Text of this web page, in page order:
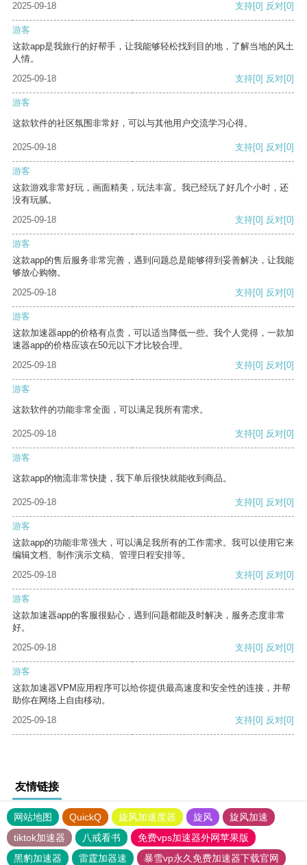
2025-09-18
支持[0] 反对[0]
游客
这款app是我旅行的好帮手，让我能够轻松找到目的地，了解当地的风土
人情。
2025-09-18
支持[0] 反对[0]
游客
这款软件的社区氛围非常好，可以与其他用户交流学习心得。
2025-09-18 支持[0] 反对[0]
游客
这款游戏非常好玩，画面精美，玩法丰富。我已经玩了好几个小时，还
没有玩腻。
2025-09-18
支持[0] 反对[0]
游客
这款app的售后服务非常完善，遇到问题总是能够得到妥善解决，让我能
够放心购物。
2025-09-18
支持[0] 反对[0]
游客
这款加速器app的价格有点贵，可以适当降低一些。我个人觉得，一款加
速器app的价格应该在50元以下才比较合理。
2025-09-18
支持[0] 反对[0]
游客
这款软件的功能非常全面，可以满足我所有需求。
2025-09-18 支持[0] 反对[0]
游客
这款app的物流非常快捷，我下单后很快就能收到商品。
2025-09-18 支持[0] 反对[0]
游客
这款app的功能非常强大，可以满足我所有的工作需求。我可以使用它来
编辑文档、制作演示文稿、管理日程安排等。
2025-09-18
支持[0] 反对[0]
游客
这款加速器app的客服很贴心，遇到问题都能及时解决，服务态度非常
好。
2025-09-18
支持[0] 反对[0]
游客
这款加速器VPM应用程序可以给你提供最高速度和安全性的连接，并帮
助你在网络上自由移动。
2025-09-18
支持[0] 反对[0]
友情链接
网站地图 QuickQ 旋风加速度器 旋风
旋风加速
tiktok加速器
八戒看书
免费vps加速器外网苹果版
黑豹加速器
雷霆加器速 暴雪vp永久免费加速器下载官网